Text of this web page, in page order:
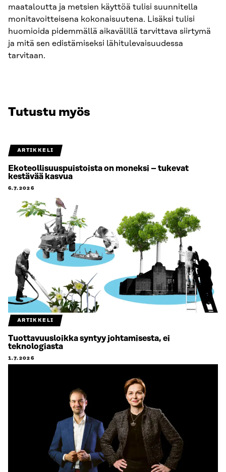
maataloutta ja metsien käyttöä tulisi suunnitella
monitavoitteisena kokonaisuutena. Lisäksi tulisi
huomioida pidemmällä aikavälillä tarvittava siirtymä
ja mitä sen edistämiseksi lähitulevaisuudessa
tarvitaan.
Tutustu myös
ARTIKKELI
Ekoteollisuuspuistoista on moneksi – tukevat
kestävää kasvua
6.7.2026
ARTIKKELI
Tuottavuusloikka syntyy johtamisesta, ei
teknologiasta
1.7.2026